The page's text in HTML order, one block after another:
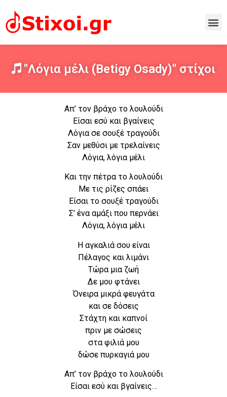
"Λόγια μέλι (Betigy Osady)" στίχοι
Aπ’ τον βράχο το λουλούδι
Είσαι εσύ και βγαίνεις
Λόγια σε σουξέ τραγούδι
Σαν μεθύσι με τρελαίνεις
Λόγια, λόγια μέλι
Και την πέτρα το λουλούδι
Με τις ρίζες σπάει
Είσαι το σουξέ τραγούδι
Σ’ ένα αμάξι που περνάει
Λόγια, λόγια μέλι
Η αγκαλιά σου είναι
Πέλαγος και λιμάνι
Τώρα μια ζωή
Δε μου φτάνει
Όνειρα μικρά φευγάτα
και σε δόσεις
Στάχτη και καπνοί
πριν με σώσεις
στα φιλιά μου
δώσε πυρκαγιά μου
Aπ’ τον βράχο το λουλούδι
Είσαι εσύ και βγαίνεις…